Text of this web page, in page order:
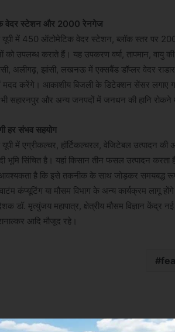
वेदर स्टेशन और 2000 रेनगेज
यूपी में 450 ऑटोमेटिक वेदर स्टेशन, ब्लॉक स्तर पर
को उपलब्ध कराते हैं। यह उपकरण वर्षा, तापमान,
अलीगढ़, झांसी, लखनऊ में एक्सबैंड डॉप्लर वेदर राडार
मदद करेंगे। आकाशीय बिजली के डिटेक्शन सेंसर लगाए
सहारनपुर और अन्य जनपदों में जनधन की हानि रोकने
हर संभव सहयोग
में एग्रीकल्चर, हॉर्टिकल्चरल, वेजिटेबल उत्पादन
भूमि सिंचित है। यहां किसान तीन फसल उत्पादन
है कि इसे तकनीक के साथ जोड़कर समयबद्ध
कंप्यूटिंग या मौसम विभाग के अन्य कार्यक्रम लागू
डॉ. मृत्युंजय महापात्र, क्षेत्रीय मौसम विज्ञान
आदि मौजूद रहे।